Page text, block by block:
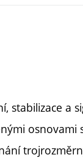
stabilizace a
osnovami